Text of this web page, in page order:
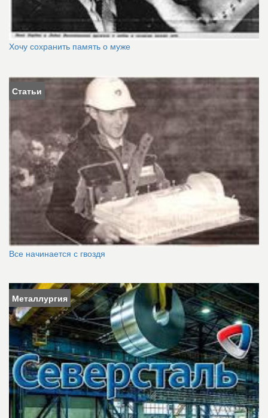
Хочу сохранить память о муже
Статьи
Все начинается с гвоздя
Металлургия